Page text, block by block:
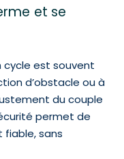
et se
cycle est souvent
d’obstacle ou à
du couple
permet de
sans